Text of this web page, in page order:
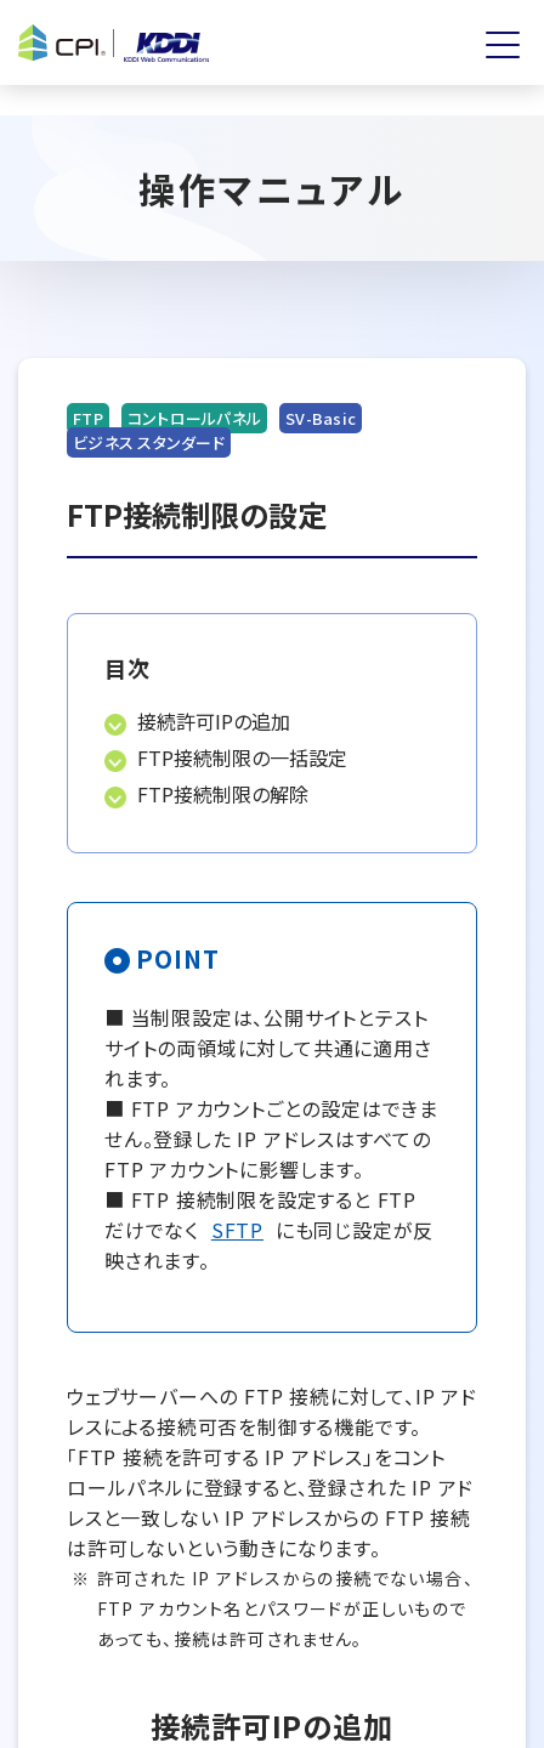
操作マニュアル
FTP コントロールパネル
SV-Basic
ビジネス スタンダード
FTP接続制限の設定
目次
接続許可IPの追加
FTP接続制限の一括設定
FTP接続制限の解除
POINT
■ 当制限設定は、公開サイトとテスト
サイトの両領域に対して共通に適用さ
れます。
■ FTP アカウントごとの設定はできま
せん。登録した IP アドレスはすべての
FTP アカウントに影響します。
■ FTP 接続制限を設定すると FTP
だけでなく SFTP にも同じ設定が反
映されます。
ウェブサーバーへの FTP 接続に対して、IP アド
レスによる接続可否を制御する機能です。
「FTP 接続を許可する IP アドレス」をコント
ロールパネルに登録すると、登録された IP アド
レスと一致しない IP アドレスからの FTP 接続
は許可しないという動きになります。
許可された IP アドレスからの接続でない場合、
FTP アカウント名とパスワードが正しいもので
あっても、接続は許可されません。
接続許可IPの追加